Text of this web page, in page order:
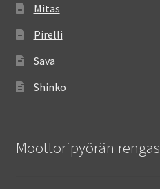
Mitas
Pirelli
Sava
Shinko
Moottoripyörän